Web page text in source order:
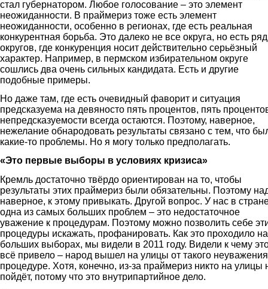
стал губернатором. Любое голосование – это элемент
неожиданности. В праймериз тоже есть элемент
неожиданности, особенно в регионах, где есть реальная
конкурентная борьба. Это далеко не все округа, но есть ряд
округов, где конкуренция носит действительно серьёзный
характер. Например, в пермском избирательном округе
сошлись два очень сильных кандидата. Есть и другие
подобные примеры.
Но даже там, где есть очевидный фаворит и ситуация
предсказуема на девяносто пять процентов, пять
непредсказуемости всегда остаются. Поэтому, наверное,
нежелание обнародовать результаты связано с тем, что
какие-то проблемы. Но я могу только предполагать.
«Это первые выборы в условиях кризиса»
Кремль достаточно твёрдо ориентирован на то, чтобы
результаты этих праймериз были обязательны. Поэтому
наверное, к этому привыкать. Другой вопрос. У нас в
одна из самых больших проблем – это недостаточное
уважение к процедурам. Поэтому можно позволить себе
процедуры искажать, профанировать. Как это проходило на
больших выборах, мы видели в 2011 году. Видели к чему
всё привело – народ вышел на улицы от такого
процедуре. Хотя, конечно, из-за праймериз никто на улицы
пойдёт, потому что это внутрипартийное дело.